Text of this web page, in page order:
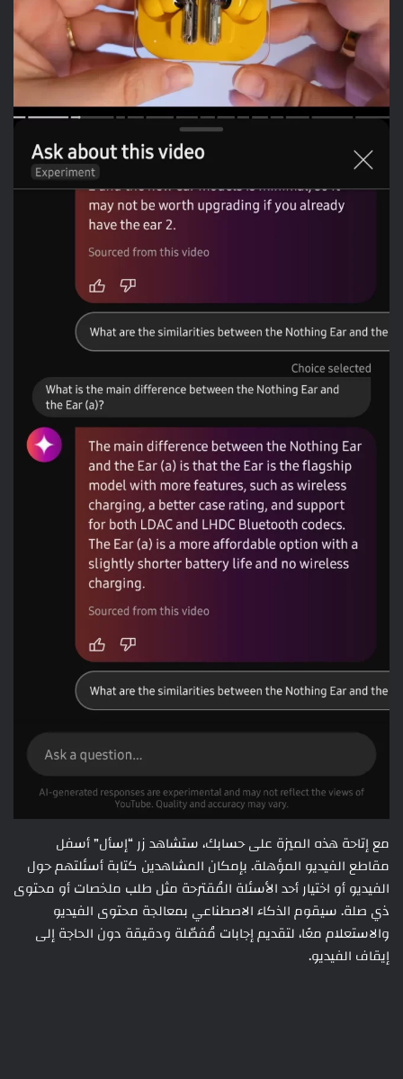
مع إتاحة هذه الميزة على حسابك، ستشاهد زر “إسأل” أسفل
مقاطع الفيديو المؤهلة. بإمكان المشاهدين كتابة أسئلتهم حول
الفيديو أو اختيار أحد الأسئلة المُقترحة مثل طلب ملخصات أو محتوى
ذي صلة. سيقوم الذكاء الاصطناعي بمعالجة محتوى الفيديو
والاستعلام معًا، لتقديم إجابات مُفصّلة ودقيقة دون الحاجة إلى
إيقاف الفيديو.